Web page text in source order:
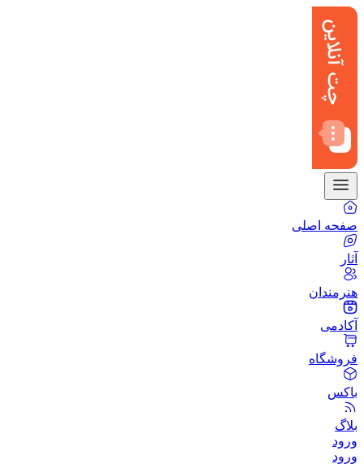
صفحه اصلی
آثار
هنرمندان
آکادمی
فروشگاه
باکس
بلاگ
ورود
ورود